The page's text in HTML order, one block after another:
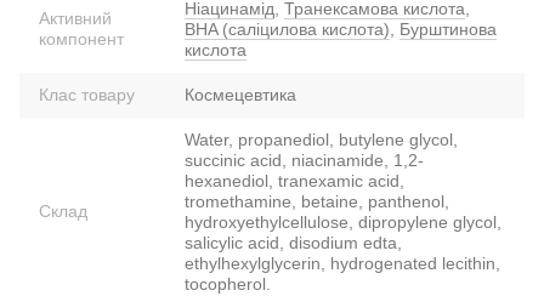
Активний
компонент
Ніацинамід, Транексамова кислота,
BHA (саліцилова кислота), Бурштинова
кислота
Клас товару Космецевтика
Склад
Water, propanediol, butylene glycol,
succinic acid, niacinamide, 1,2-
hexanediol, tranexamic acid,
tromethamine, betaine, panthenol,
hydroxyethylcellulose, dipropylene glycol,
salicylic acid, disodium edta,
ethylhexylglycerin, hydrogenated lecithin,
tocopherol.